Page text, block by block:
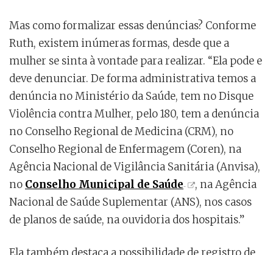
Mas como formalizar essas denúncias? Conforme
Ruth, existem inúmeras formas, desde que a
mulher se sinta à vontade para realizar. “Ela pode e
deve denunciar. De forma administrativa temos a
denúncia no Ministério da Saúde, tem no Disque
Violência contra Mulher, pelo 180, tem a denúncia
no Conselho Regional de Medicina (CRM), no
Conselho Regional de Enfermagem (Coren), na
Agência Nacional de Vigilância Sanitária (Anvisa),
no Conselho Municipal de Saúde
, na Agência
Nacional de Saúde Suplementar (ANS), nos casos
de planos de saúde, na ouvidoria dos hospitais.”